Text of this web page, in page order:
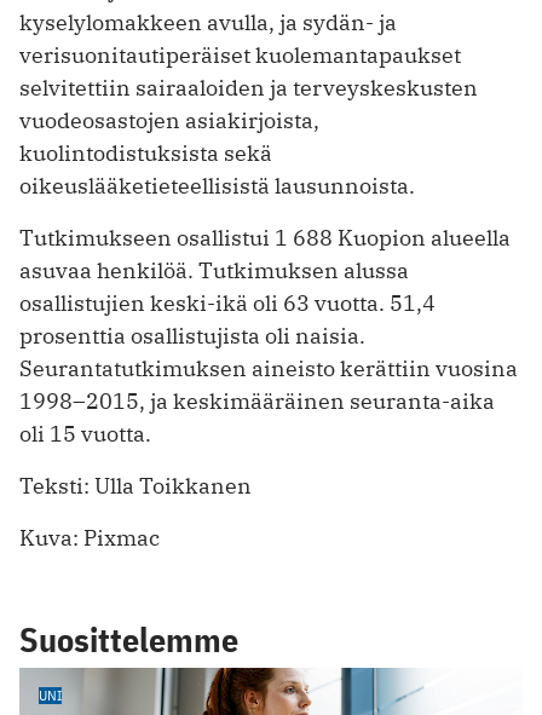
kyselylomakkeen avulla, ja sydän- ja
verisuonitautiperäiset kuolemantapaukset
selvitettiin sairaaloiden ja terveyskeskusten
vuodeosastojen asiakirjoista,
kuolintodistuksista sekä
oikeuslääketieteellisistä lausunnoista.
Tutkimukseen osallistui 1 688 Kuopion alueella
asuvaa henkilöä. Tutkimuksen alussa
osallistujien keski-ikä oli 63 vuotta. 51,4
prosenttia osallistujista oli naisia.
Seurantatutkimuksen aineisto kerättiin vuosina
1998–2015, ja keskimääräinen seuranta-aika
oli 15 vuotta.
Teksti: Ulla Toikkanen
Kuva: Pixmac
Suosittelemme
UNI